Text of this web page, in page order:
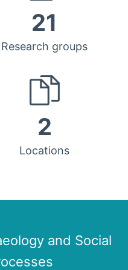
21
Research groups
2
Locations
and Social